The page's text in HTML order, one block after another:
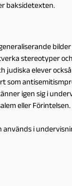
baksidetexten.
stereotyper
judiska elever
som
igen sig i
eller Förintelsen.
används i